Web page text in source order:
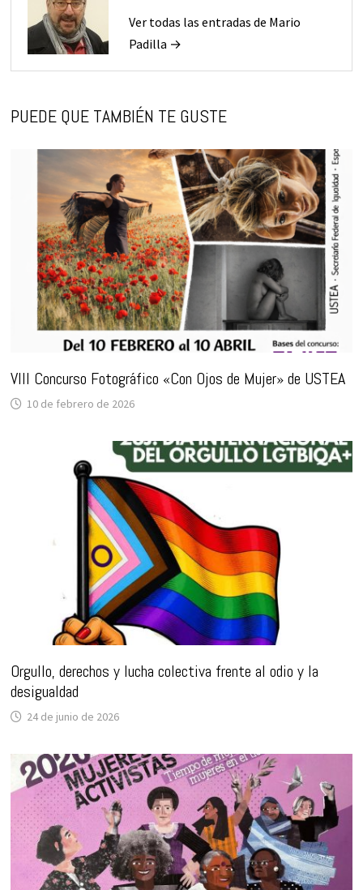
Ver todas las entradas de Mario
Padilla →
PUEDE QUE TAMBIÉN TE GUSTE
VIII Concurso Fotográfico «Con Ojos de Mujer» de USTEA
10 de febrero de 2026
Orgullo, derechos y lucha colectiva frente al odio y la
desigualdad
24 de junio de 2026